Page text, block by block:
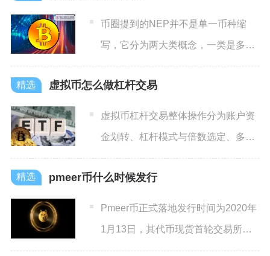
币圈提到的NEP并不是单一币种缩
写，它分为两大类概念，一类是多种
名称代号同为NEP的项目代
虚拟币怎么做杠杆交易
虚拟币杠杆交易整体操作分为账户资
金划转、杠杆模式与倍数选定、多空
方向挂单开仓、持仓风控盯盘
pmeer币什么时候发行
Pmeer币正式落地发行时间为2020年
1月13日，其代币现货首轮交易所上
线时间定格在20